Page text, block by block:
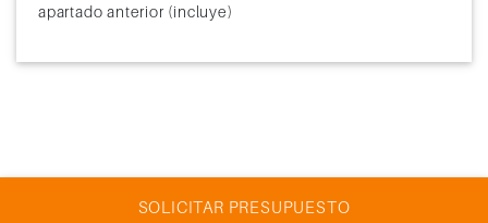
apartado anterior (incluye)
SOLICITAR PRESUPUESTO